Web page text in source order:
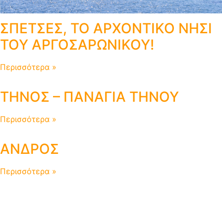
ΣΠΕΤΣΕΣ, ΤΟ ΑΡΧΟΝΤΙΚΟ ΝΗΣΙ
ΤΟΥ ΑΡΓΟΣΑΡΩΝΙΚΟΥ!
Περισσότερα »
ΤΗΝΟΣ – ΠΑΝΑΓΙΑ ΤΗΝΟΥ
Περισσότερα »
ΑΝΔΡΟΣ
Περισσότερα »